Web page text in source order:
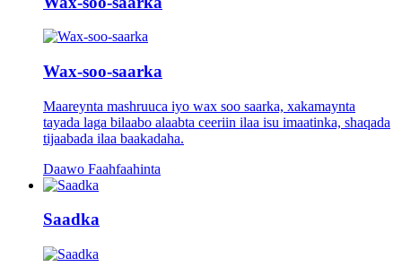
Wax-soo-saarka
Maareynta mashruuca iyo wax soo saarka, xakamaynta
tayada laga bilaabo alaabta ceeriin ilaa isu imaatinka, shaqada
tijaabada ilaa baakadaha.
Daawo Faahfaahinta
Saadka